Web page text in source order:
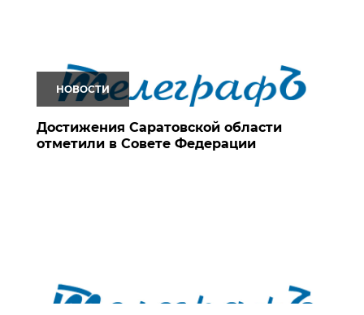
НОВОСТИ
Достижения Саратовской области
отметили в Совете Федерации